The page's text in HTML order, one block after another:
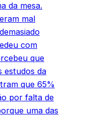
da mesa.
mal
com
que
estudos da
que 65%
por falta de
uma das